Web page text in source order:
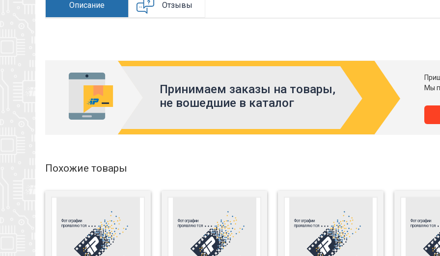
Описание Отзывы
Принимаем заказы на товары,
не вошедшие в каталог
Мы
Похожие товары